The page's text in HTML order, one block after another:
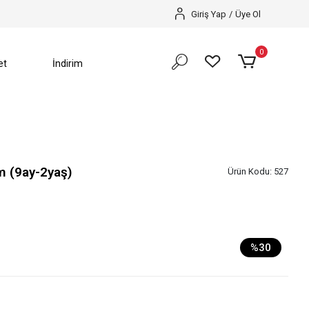
SEZON SONU %70’e VARAN İNDİRİMLER BAŞLADI️
Giriş Yap / Üye Ol
İndirim
0
(9ay-2yaş) Ürün Kodu: 527
%30